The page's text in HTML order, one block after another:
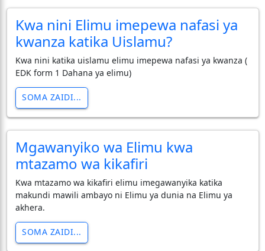
Kwa nini Elimu imepewa nafasi ya
kwanza katika Uislamu?
Kwa nini katika uislamu elimu imepewa nafasi ya kwanza (
EDK form 1 Dahana ya elimu)
SOMA ZAIDI...
Mgawanyiko wa Elimu kwa
mtazamo wa kikafiri
Kwa mtazamo wa kikafiri elimu imegawanyika katika
makundi mawili ambayo ni Elimu ya dunia na Elimu ya
akhera.
SOMA ZAIDI...